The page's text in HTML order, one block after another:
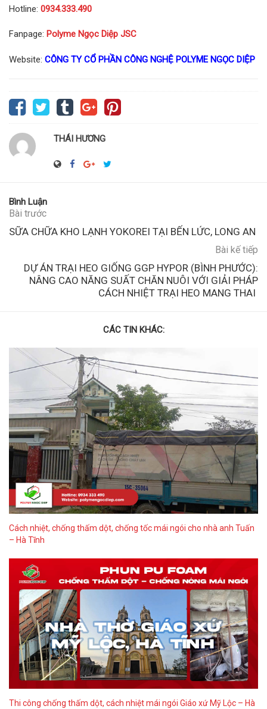
Hotline: 0934.333.490
Fanpage: Polyme Ngọc Diệp JSC
Website: CÔNG TY CỔ PHẦN CÔNG NGHỆ POLYME NGỌC DIỆP
THÁI HƯƠNG
Bình Luận
Bài trước
SỮA CHỮA KHO LẠNH YOKOREI TẠI BẾN LỨC, LONG AN
Bài kế tiếp
DỰ ÁN TRẠI HEO GIỐNG GGP HYPOR (BÌNH PHƯỚC):
NÂNG CAO NĂNG SUẤT CHĂN NUÔI VỚI GIẢI PHÁP
CÁCH NHIỆT TRẠI HEO MANG THAI
CÁC TIN KHÁC:
Cách nhiệt, chống thấm dột, chống tốc mái ngói cho nhà anh Tuấn
– Hà Tĩnh
Thi công chống thấm dột, cách nhiệt mái ngói Giáo xứ Mỹ Lộc – Hà